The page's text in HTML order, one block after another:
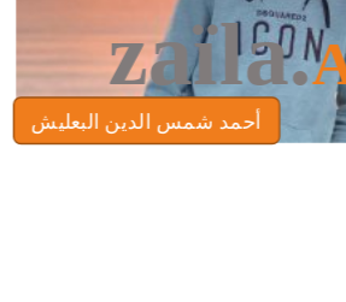
zaïla.
أحمد شمس الدين البعليش